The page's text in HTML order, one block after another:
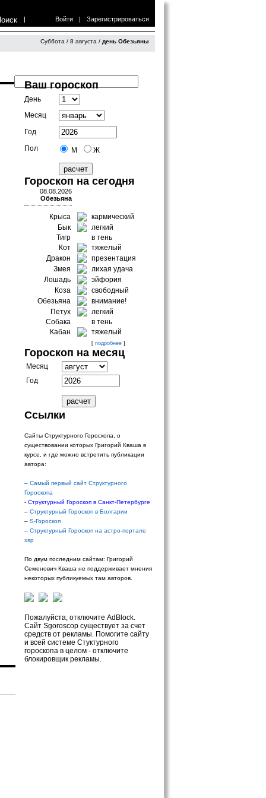
| Войти | Зарегистрироваться
Суббота / 8 августа / день Обезьяны
Ваш гороскоп
День
Месяц
Год
Пол
М Ж
Гороскоп на сегодня
08.08.2026
Обезьяна
Крыса
кармический
Бык
легкий
Тигр
в тень
Кот
тяжелый
Дракон
презентация
Змея
лихая удача
Лошадь
эйфория
Коза
свободный
Обезьяна
внимание!
Петух
легкий
Собака
в тень
Кабан
тяжелый
[ подробнее ]
Гороскоп на месяц
Месяц
Год
Ссылки
Сайты Структурного Гороскопа, о
существовании которых Григорий Кваша в
курсе, и где можно встретить публикации
автора:
– Самый первый сайт Структурного
Гороскопа
- Структурный Гороскоп в Санкт-Петербурге
– Структурный Гороскоп в Болгарии
– S-Гороскоп
– Структурный Гороскоп на астро-портале
xsp
По двум последним сайтам: Григорий
Семенович Кваша не поддерживает мнения
некоторых публикуемых там авторов.
Пожалуйста, отключите AdBlock.
Сайт Sgoroscop существует за счет
средств от рекламы. Помогите сайту
и всей системе Стуктурного
гороскопа в целом - отключите
блокировщик рекламы.